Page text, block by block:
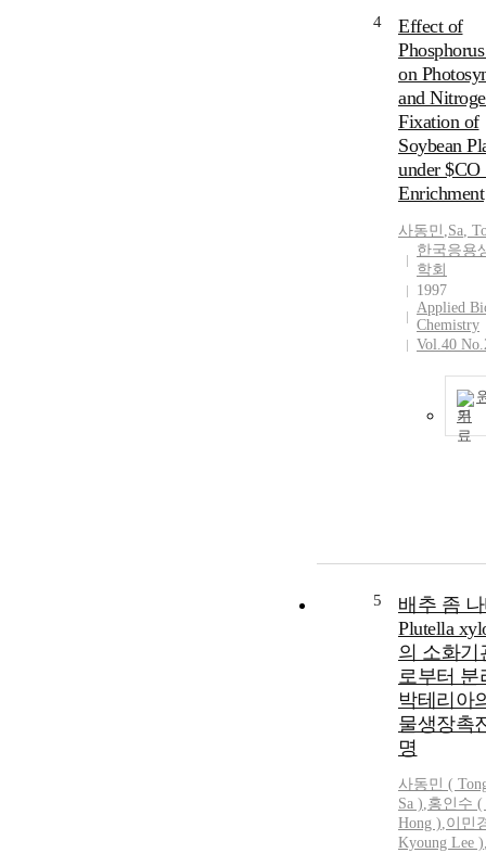
4
Effect of
on
and
Fixation of
Soybean
under
Enrichment
사동민 ,Sa,
한국응용
학회
1997
Applied
Chemistry
Vol.40
기
5
배추 좀
Plutella
의 소화기
로부터 분
박테리아
물생장촉
명
사동민 (
Sa ),홍인수 (
Hong ),이민
Kyoung Lee )